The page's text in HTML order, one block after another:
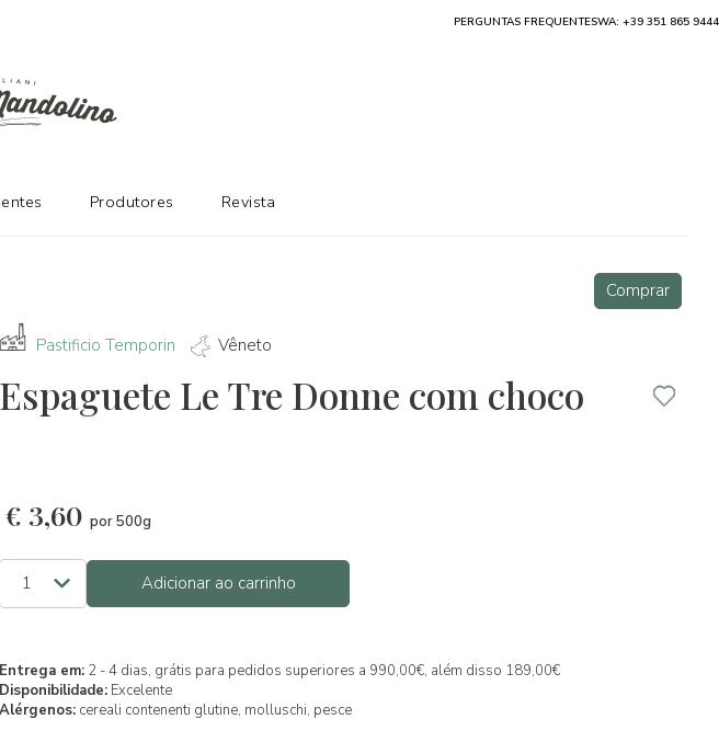
Comprar
Pastificio Temporin Vêneto
Espaguete Le Tre Donne com choco
€ 3,60 por 500g
Adicionar ao carrinho
Entrega em: 2 - 4 dias, grátis para pedidos superiores a 990,00€, além disso 189,00€
Disponibilidade: Excelente
Alérgenos: cereali contenenti glutine, molluschi, pesce
PERGUNTAS FREQUENTESWA: +39 351 865 9444
Produtores Revista